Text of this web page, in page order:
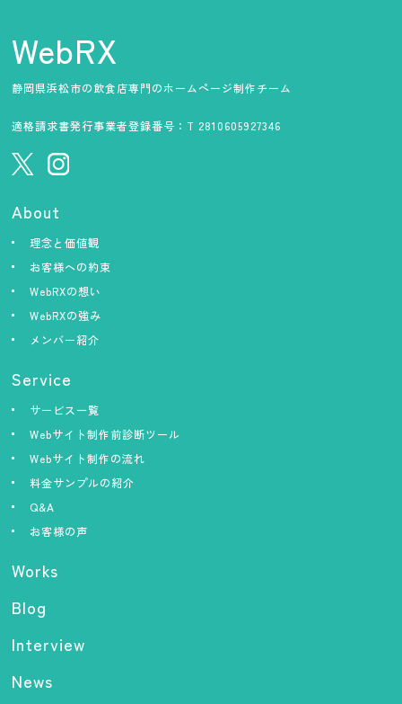
WebRX
静岡県浜松市の飲食店専門のホームページ制作チーム
適格請求書発行事業者登録番号：T 2810605927346
About
理念と価値観
お客様への約束
WebRXの想い
WebRXの強み
メンバー紹介
Service
サービス一覧
Webサイト制作前診断ツール
Webサイト制作の流れ
料金サンプルの紹介
Q&A
お客様の声
Works
Blog
Interview
News